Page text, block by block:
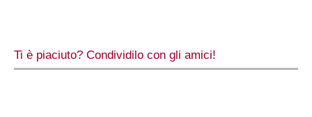
Ti è piaciuto? Condividilo con gli amici!